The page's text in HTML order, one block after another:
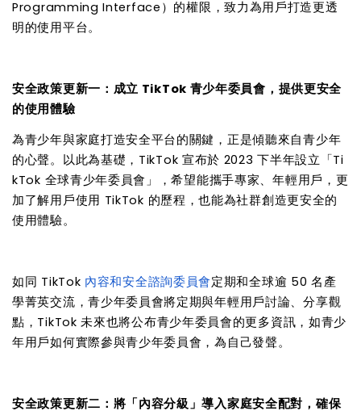
Programming Interface ）的權限，致力為用戶打造更透
明的使用平台。
安全政策更新一：成立 TikTok 青少年委員會，提供更安全
的使用體驗
為青少年與家庭打造安全平台的關鍵，正是傾聽來自青少年
的心聲。以此為基礎， TikTok 宣布於 2023下半年設立「Ti
kTok 全球青少年委員會」，希望能攜手專家、年輕用戶，更
加了解用戶使用 TikTok 的歷程，也能為社群創造更安全的
使用體驗。
如同 TikTok 內容和安全諮詢委員會定期和全球逾 50名產
學菁英交流，青少年委員會將定期與年輕用戶討論、分享觀
點， TikTok未來也將公布青少年委員會的更多資訊，如青少
年用戶如何實際參與青少年委員會，為自己發聲。
安全政策更新二：將「內容分級」導入家庭安全配對，確保